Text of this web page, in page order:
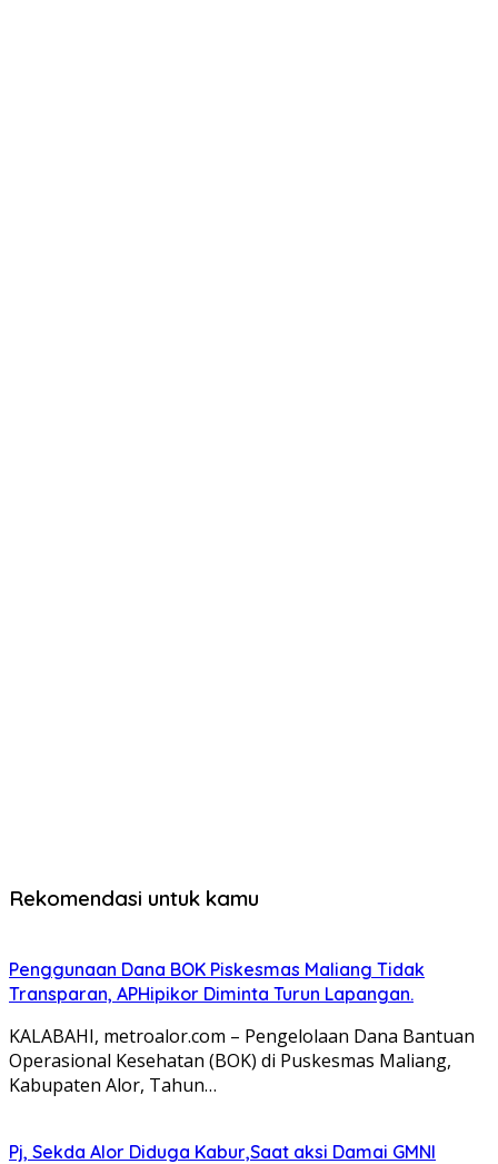
Rekomendasi untuk kamu
Penggunaan Dana BOK Piskesmas Maliang Tidak
Transparan, APHipikor Diminta Turun Lapangan.
KALABAHI, metroalor.com – Pengelolaan Dana Bantuan
Operasional Kesehatan (BOK) di Puskesmas Maliang,
Kabupaten Alor, Tahun…
Pj, Sekda Alor Diduga Kabur,Saat aksi Damai GMNI